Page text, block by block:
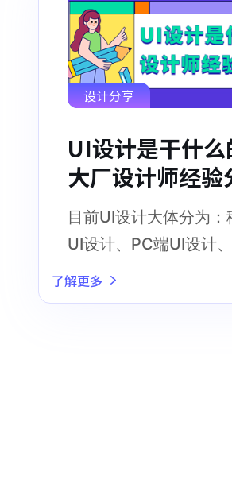
设计分享
UI设计是干什么
大厂设计师经验
享！
目前UI设计大体分为：
UI设计、PC端UI设计
页UI设计、其它UI设计
了解更多